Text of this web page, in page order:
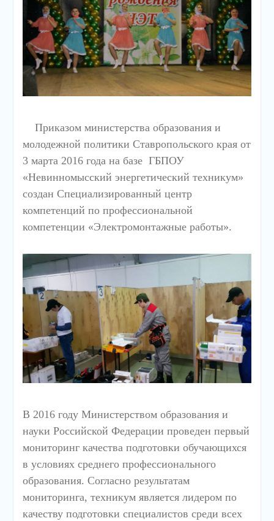
Приказом министерства образования и
молодежной политики Ставропольского края от
3 марта 2016 года на базе ГБПОУ
«Невинномысский энергетический техникум»
создан Специализированный центр
компетенций по профессиональной
компетенции «Электромонтажные работы».
В 2016 году Министерством образования и
науки Российской Федерации проведен первый
мониторинг качества подготовки обучающихся
в условиях среднего профессионального
образования. Согласно результатам
мониторинга, техникум является лидером по
качеству подготовки специалистов среди всех